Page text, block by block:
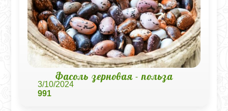
Фасоль зерновая - польза
3/10/2024
991